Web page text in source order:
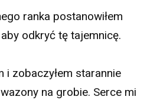
ranka postanowiłem
odkryć tę tajemnicę.
i zobaczyłem starannie
na grobie. Serce mi